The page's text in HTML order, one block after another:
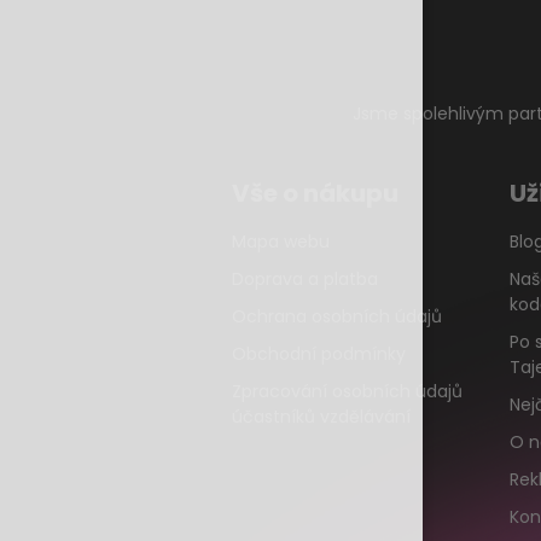
Jsme spolehlivým
Ochrana osobních údajů
Zpracování osobních údajů
Po
O